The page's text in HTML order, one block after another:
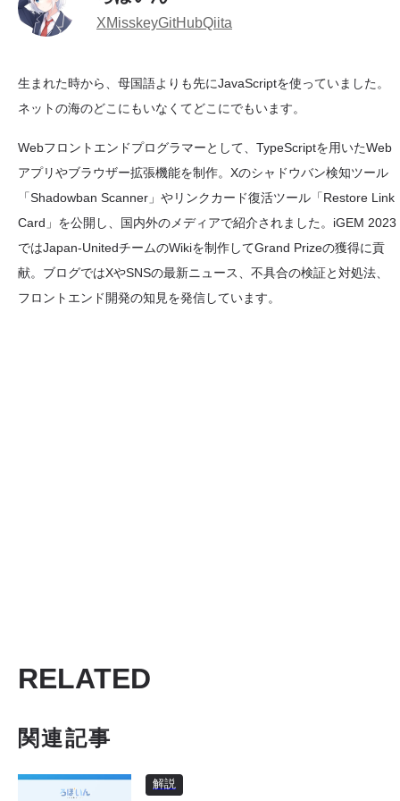
XMisskeyGitHubQiita
生まれた時から、母国語よりも先にJavaScriptを使っていました。
ネットの海のどこにもいなくてどこにでもいます。
Webフロントエンドプログラマーとして、TypeScriptを用いたWeb
アプリやブラウザー拡張機能を制作。Xのシャドウバン検知ツール
「Shadowban Scanner」やリンクカード復活ツール「Restore Link
Card」を公開し、国内外のメディアで紹介されました。iGEM 2023
ではJapan-UnitedチームのWikiを制作してGrand Prizeの獲得に貢
献。ブログではXやSNSの最新ニュース、不具合の検証と対処法、
フロントエンド開発の知見を発信しています。
RELATED
関連記事
解説